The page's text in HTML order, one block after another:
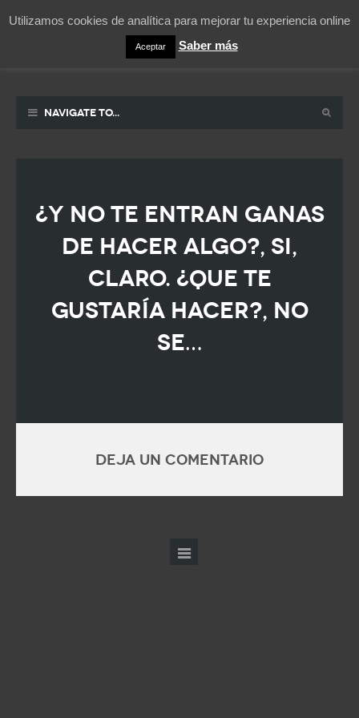
La vida contada en un sueño
Navigate to...
¿Y no te entran ganas
de hacer algo?, si,
claro. ¿Que te
gustaría hacer?, no
se…
Deja un comentario
Utilizamos cookies de analítica para mejorar tu experiencia online
Aceptar Saber más